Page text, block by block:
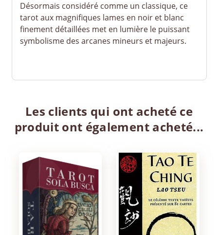
Désormais considéré comme un classique, ce
tarot aux magnifiques lames en noir et blanc
finement détaillées met en lumière le puissant
symbolisme des arcanes mineurs et majeurs.
Les clients qui ont acheté ce
produit ont également acheté...